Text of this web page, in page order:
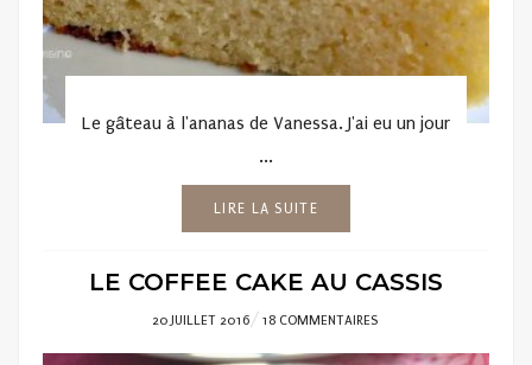
Le gâteau à l'ananas de Vanessa. J'ai eu un jour
...
LIRE LA SUITE
LE COFFEE CAKE AU CASSIS
POSTED
ON
20 JUILLET 2016 18 COMMENTAIRES